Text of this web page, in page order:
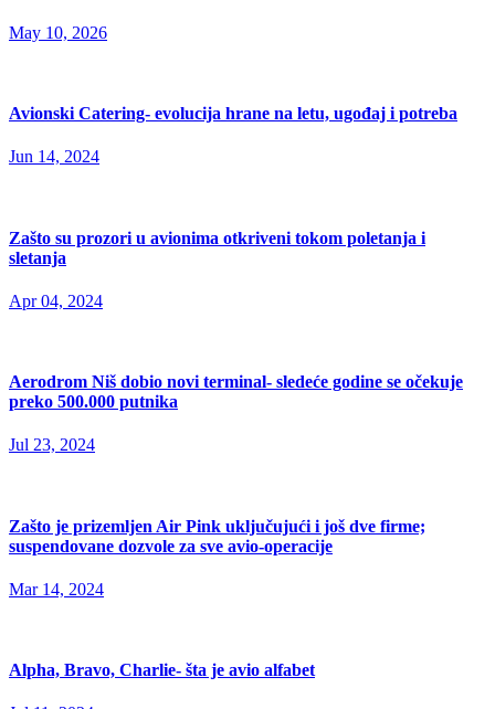
May 10, 2026
Avionski Catering- evolucija hrane na letu, ugođaj i potreba
Jun 14, 2024
Zašto su prozori u avionima otkriveni tokom poletanja i
sletanja
Apr 04, 2024
Aerodrom Niš dobio novi terminal- sledeće godine se očekuje
preko 500.000 putnika
Jul 23, 2024
Zašto je prizemljen Air Pink uključujući i još dve firme;
suspendovane dozvole za sve avio-operacije
Mar 14, 2024
Alpha, Bravo, Charlie- šta je avio alfabet